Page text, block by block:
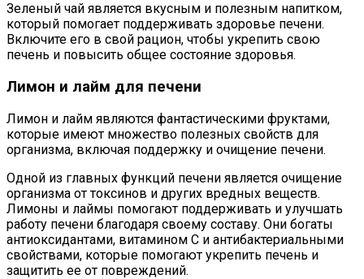
Зеленый чай является вкусным и полезным напитком,
который помогает поддерживать здоровье печени.
Включите его в свой рацион, чтобы укрепить свою
печень и повысить общее состояние здоровья.
Лимон и лайм для печени
Лимон и лайм являются фантастическими фруктами,
которые имеют множество полезных свойств для
организма, включая поддержку и очищение печени.
Одной из главных функций печени является очищение
организма от токсинов и других вредных веществ.
Лимоны и лаймы помогают поддерживать и улучшать
работу печени благодаря своему составу. Они богаты
антиоксидантами, витамином C и антибактериальными
свойствами, которые помогают укрепить печень и
защитить ее от повреждений.